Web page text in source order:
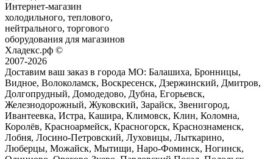
Интернет-магазин
холодильного, теплового,
нейтрального, торгового
оборудования для магазинов
Хладекс.рф ©
2007-2026
Доставим ваш заказ в города МО: Балашиха, Бронницы,
Видное, Волоколамск, Воскресенск, Дзержинский, Дмитров,
Долгопрудный, Домодедово, Дубна, Егорьевск,
Железнодорожный, Жуковский, Зарайск, Звенигород,
Ивантеевка, Истра, Кашира, Климовск, Клин, Коломна,
Королёв, Красноармейск, Красногорск, Краснознаменск,
Лобня, Лосино-Петровский, Луховицы, Лыткарино,
Люберцы, Можайск, Мытищи, Наро-Фоминск, Ногинск,